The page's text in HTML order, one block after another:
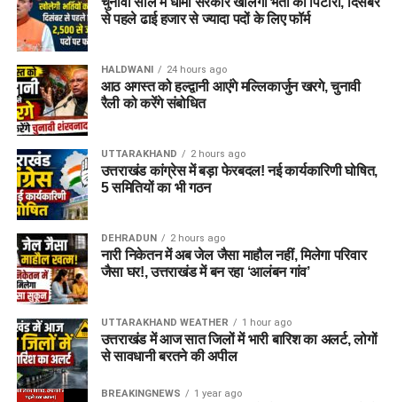
से पहले ढाई हजार से ज्यादा पदों के लिए फॉर्म
HALDWANI 24 hours ago
आठ अगस्त को हल्द्वानी आएंगे मल्लिकार्जुन खरगे, चुनावी
रैली को करेंगे संबोधित
UTTARAKHAND 2 hours ago
उत्तराखंड कांग्रेस में बड़ा फेरबदल! नई कार्यकारिणी घोषित,
5 समितियों का भी गठन
DEHRADUN 2 hours ago
नारी निकेतन में अब जेल जैसा माहौल नहीं, मिलेगा परिवार
जैसा घर!, उत्तराखंड में बन रहा ‘आलंबन गांव’
UTTARAKHAND WEATHER 1 hour ago
उत्तराखंड में आज सात जिलों में भारी बारिश का अलर्ट, लोगों
से सावधानी बरतने की अपील
BREAKINGNEWS 1 year ago